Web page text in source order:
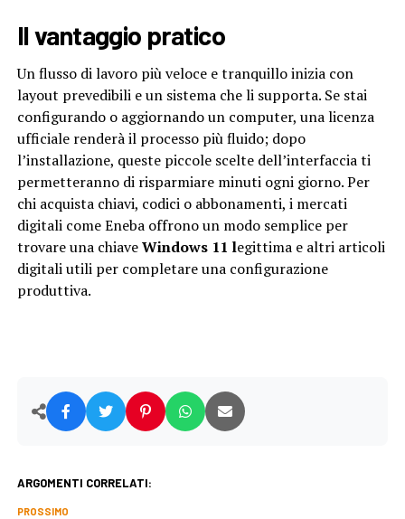
Il vantaggio pratico
Un flusso di lavoro più veloce e tranquillo inizia con
layout prevedibili e un sistema che li supporta. Se stai
configurando o aggiornando un computer, una licenza
ufficiale renderà il processo più fluido; dopo
l’installazione, queste piccole scelte dell’interfaccia ti
permetteranno di risparmiare minuti ogni giorno. Per
chi acquista chiavi, codici o abbonamenti, i mercati
digitali come Eneba offrono un modo semplice per
trovare una chiaveWindows 11 legittima e altri articoli
digitali utili per completare una configurazione
produttiva.
ARGOMENTI CORRELATI:
PROSSIMO